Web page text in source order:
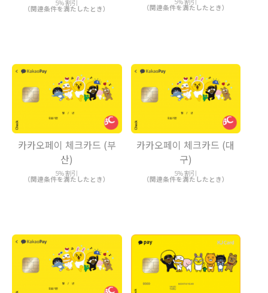
5% 割引
（関連条件を満たしたとき） （関連条件を満たしたとき）
카카오페이 체크카드 (부
산)
5% 割引
（関連条件を満たしたとき）
카카오페이 체크카드 (대
구)
5% 割引
（関連条件を満たしたとき）